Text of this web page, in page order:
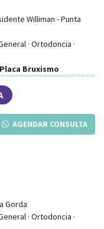
Williman -Punta
· Ortodoncia ·
Bruxismo
AGENDAR CONSULTA
Gorda
· Ortodoncia ·